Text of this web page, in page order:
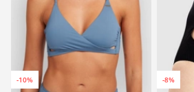
-10% -8%